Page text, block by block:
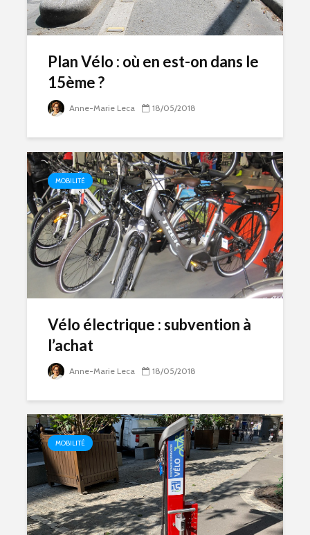
Plan Vélo : où en est-on dans le
15ème ?
Anne-Marie Leca 18/05/2018
MOBILITÉ
Vélo électrique : subvention à
l’achat
Anne-Marie Leca 18/05/2018
MOBILITÉ